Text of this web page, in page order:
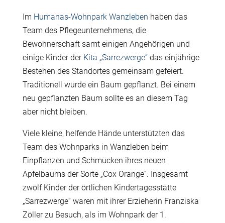
Im Humanas-Wohnpark Wanzleben haben das
Team des Pflegeunternehmens, die
Bewohnerschaft samt einigen Angehörigen und
einige Kinder der Kita „Sarrezwerge“das einjährige
Bestehen des Standortes gemeinsam gefeiert.
Traditionell wurde ein Baum gepflanzt. Bei einem
neu gepflanzten Baum sollte es an diesem Tag
aber nicht bleiben.
Viele kleine, helfende Hände unterstützten das
Team des Wohnparks in Wanzleben beim
Einpflanzen und Schmücken ihres neuen
Apfelbaums der Sorte „Cox Orange“. Insgesamt
zwölf Kinder der örtlichen Kindertagesstätte
„Sarrezwerge“ waren mit ihrer Erzieherin Franziska
Zöller zu Besuch, als im Wohnpark der 1.